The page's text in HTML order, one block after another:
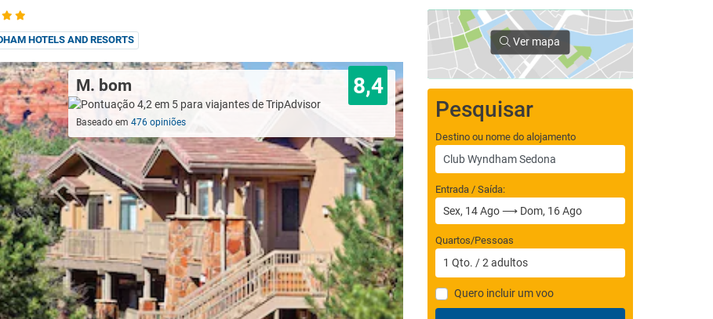
HOTELS AND RESORTS
M. bom 8,4
Baseado em476 opiniões
Ver mapa
Pesquisar
Destino ou nome do alojamento
Entrada / Saída:
Quartos/Pessoas
1 Qto. /2 adultos
Quero incluir um voo